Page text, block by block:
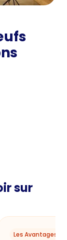
sur
Les Avantages